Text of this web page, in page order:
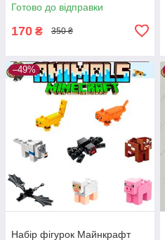
Готово до відправки
170 ₴ 350 ₴
–49%
Набір фігурок Майнкрафт